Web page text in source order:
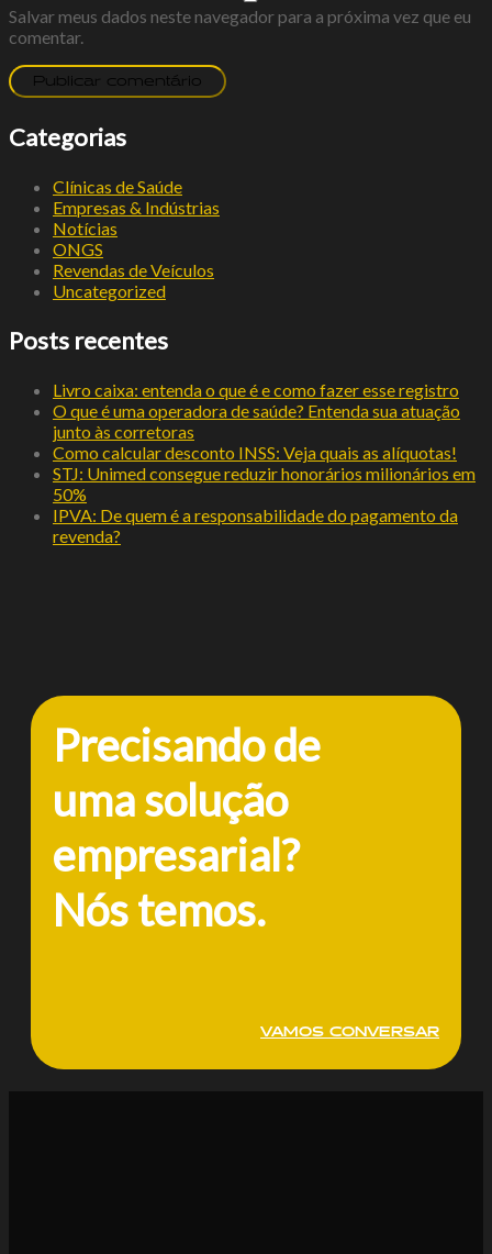
Salvar meus dados neste navegador para a próxima vez que eu
comentar.
Categorias
Clínicas de Saúde
Empresas & Indústrias
Notícias
ONGS
Revendas de Veículos
Uncategorized
Posts recentes
Livro caixa: entenda o que é e como fazer esse registro
O que é uma operadora de saúde? Entenda sua atuação
junto às corretoras
Como calcular desconto INSS: Veja quais as alíquotas!
STJ: Unimed consegue reduzir honorários milionários em
50%
IPVA: De quem é a responsabilidade do pagamento da
revenda?
Precisando de
uma solução
empresarial?
Nós temos.
VAMOS CONVERSAR